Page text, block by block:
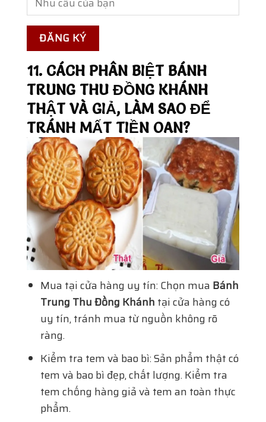
11. CÁCH PHÂN BIỆT BÁNH
TRUNG THU ĐỒNG KHÁNH
THẬT VÀ GIẢ, LÀM SAO ĐỂ
TRÁNH MẤT TIỀN OAN?
Mua tại cửa hàng uy tín: Chọn mua Bánh
Trung Thu Đồng Khánh tại cửa hàng có
uy tín, tránh mua từ nguồn không rõ
ràng.
Kiểm tra tem và bao bì: Sản phẩm thật có
tem và bao bì đẹp, chất lượng. Kiểm tra
tem chống hàng giả và tem an toàn thực
phẩm.